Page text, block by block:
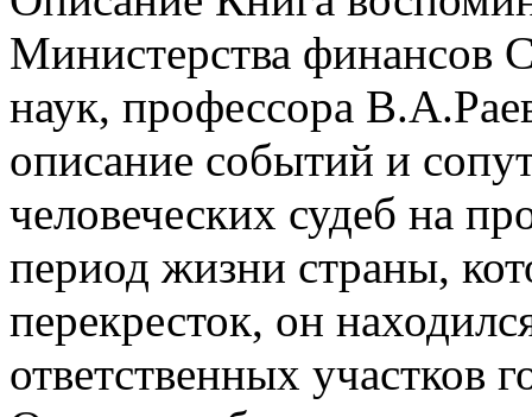
Министерства финансов
наук, профессора
описание событий и
человеческих судеб на
период жизни страны,
перекресток, он
ответственных участков